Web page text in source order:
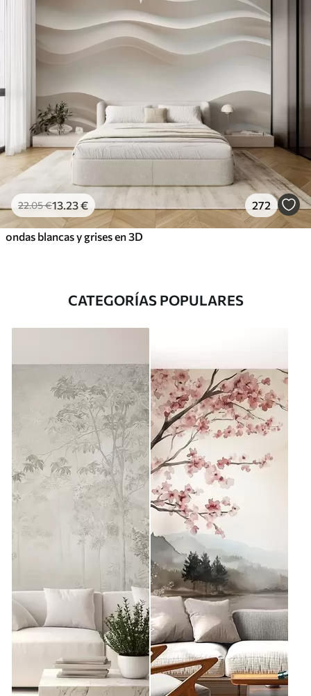
22.05€13 .23€ 272
ondas blancas y grises en 3D
CATEGORÍAS POPULARES